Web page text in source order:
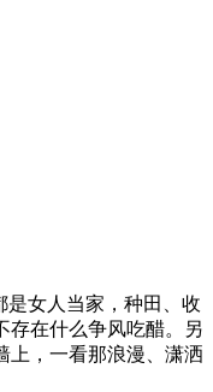
是女人当家，种田、收
存在什么争风吃醋。另
上，一看那浪漫、潇洒